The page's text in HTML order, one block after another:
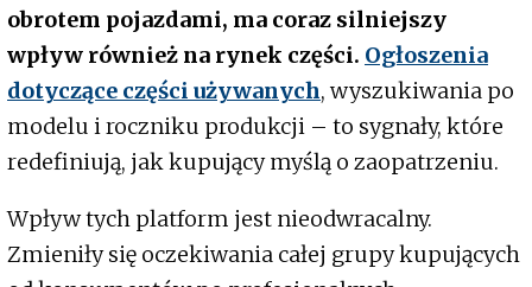
obrotem pojazdami, ma coraz silniejszy
wpływ również na rynek części. Ogłoszenia
dotyczące części używanych, wyszukiwania po
modelu i roczniku produkcji – to sygnały, które
redefiniują, jak kupujący myślą o zaopatrzeniu.
Wpływ tych platform jest nieodwracalny.
Zmieniły się oczekiwania całej grupy kupujących